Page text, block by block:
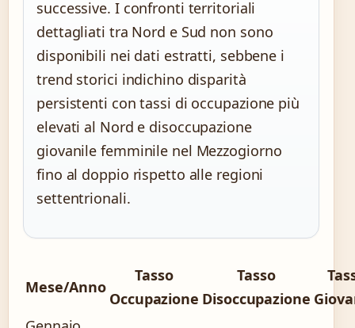
successive. I confronti territoriali
dettagliati tra Nord e Sud non sono
disponibili nei dati estratti, sebbene i
trend storici indichino disparità
persistenti con tassi di occupazione più
elevati al Nord e disoccupazione
giovanile femminile nel Mezzogiorno
fino al doppio rispetto alle regioni
settentrionali.
Mese/Anno
Tasso
Occupazione
Tasso
Disoccupazione